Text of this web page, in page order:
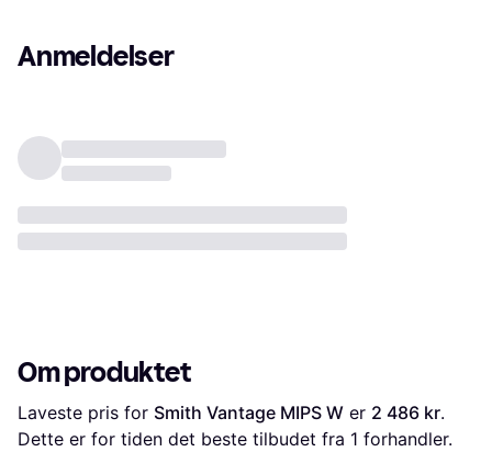
Anmeldelser
Om produktet
Laveste pris for Smith Vantage MIPS W er 2 486 kr.
Dette er for tiden det beste tilbudet fra 1 forhandler.